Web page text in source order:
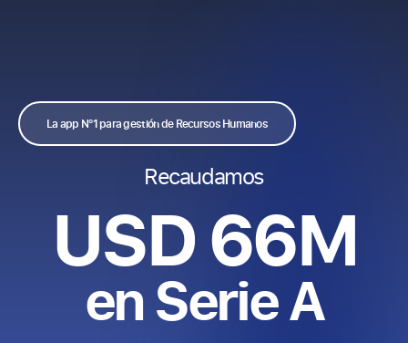
La app N°1 para gestión de Recursos Humanos
Recaudamos
USD 66M
en Serie A